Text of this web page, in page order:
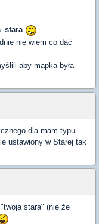
nie wiem co dać
aby mapka była
dla mam typu
ustawiony w Starej tak
stara" (nie że